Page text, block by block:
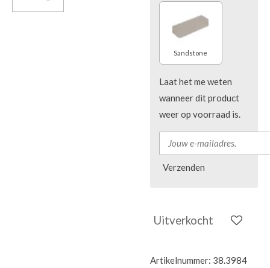
Sandstone
Laat het me weten
wanneer dit product
weer op voorraad is.
Verzenden
Uitverkocht
Artikelnummer: 38.3984